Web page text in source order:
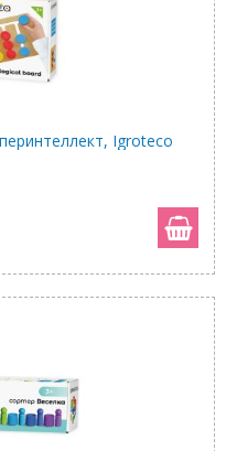
Igroteco